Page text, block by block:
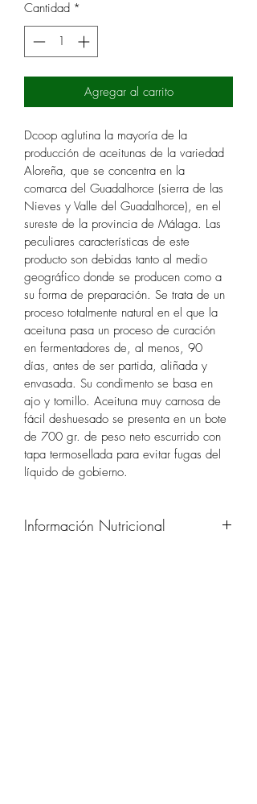
Cantidad *
Agregar al carrito
Dcoop aglutina la mayoría de la
producción de aceitunas de la variedad
Aloreña, que se concentra en la
comarca del Guadalhorce (sierra de las
Nieves y Valle del Guadalhorce), en el
sureste de la provincia de Málaga. Las
peculiares características de este
producto son debidas tanto al medio
geográfico donde se producen como a
su forma de preparación. Se trata de un
proceso totalmente natural en el que la
aceituna pasa un proceso de curación
en fermentadores de, al menos, 90
días, antes de ser partida, aliñada y
envasada. Su condimento se basa en
ajo y tomillo. Aceituna muy carnosa de
fácil deshuesado se presenta en un bote
de 700 gr. de peso neto escurrido con
tapa termosellada para evitar fugas del
líquido de gobierno.
Información Nutricional